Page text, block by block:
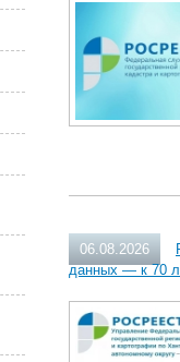
06.08.2026
данных — к 70